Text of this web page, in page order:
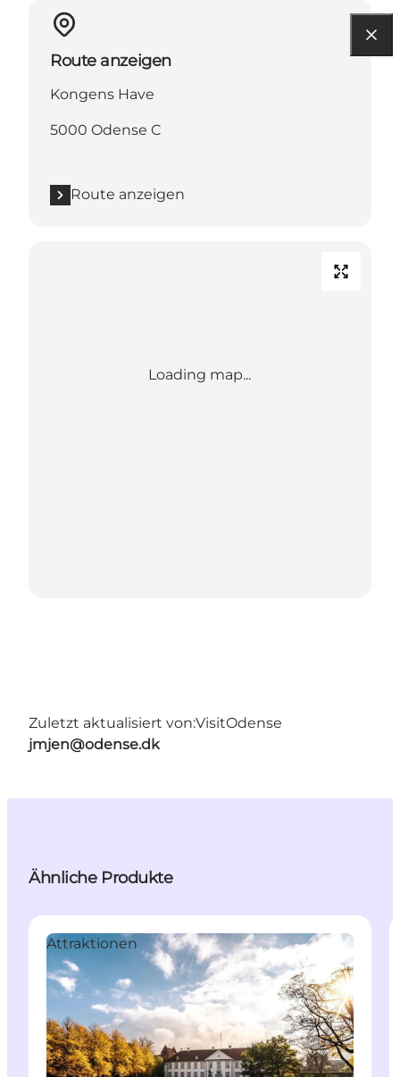
Route anzeigen
Kongens Have
5000 Odense C
Route anzeigen
Loading map...
Zuletzt aktualisiert von:VisitOdense
jmjen@odense.dk
Ähnliche Produkte
Attraktionen